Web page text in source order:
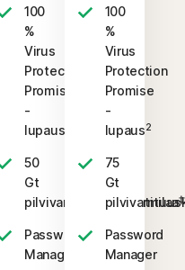
‡‡,4
‡‡,4
100
%
Virus
Protection
Promise
-
lupaus
50
Gt
pilvivarmuuskopiointitilaa
Password
Manager
100
%
Virus
Protection
Promise
-
lupaus2
75
Gt
Password
Manager